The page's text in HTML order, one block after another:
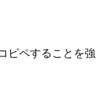
ピペすることを強